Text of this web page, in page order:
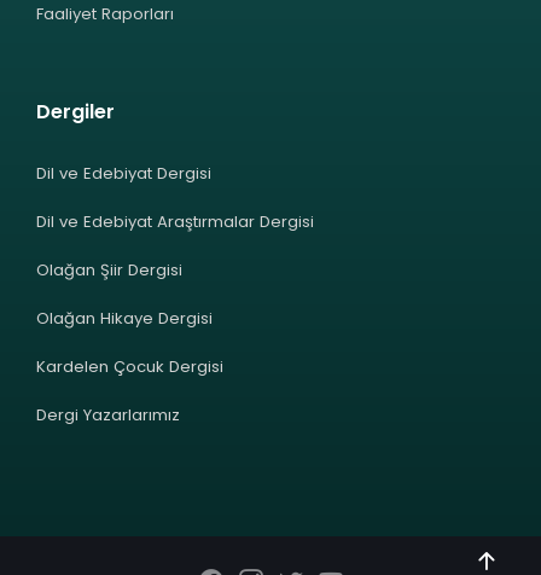
Faaliyet Raporları
Dergiler
Dil ve Edebiyat Dergisi
Dil ve Edebiyat Araştırmalar Dergisi
Olağan Şiir Dergisi
Olağan Hikaye Dergisi
Kardelen Çocuk Dergisi
Dergi Yazarlarımız